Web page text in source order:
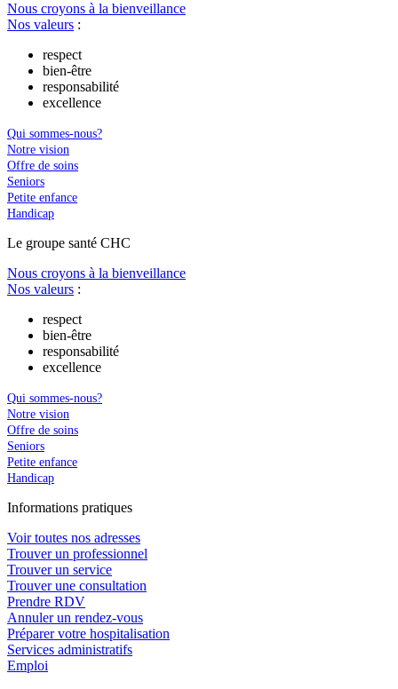
Nous croyons à la bienveillance
Nos valeurs :
respect
bien-être
responsabilité
excellence
Qui sommes-nous?
Notre vision
Offre de soins
Seniors
Petite enfance
Handicap
Le groupe santé CHC
Nous croyons à la bienveillance
Nos valeurs :
respect
bien-être
responsabilité
excellence
Qui sommes-nous?
Notre vision
Offre de soins
Seniors
Petite enfance
Handicap
Informations pratiques
Voir toutes nos adresses
Trouver un professionnel
Trouver un service
Trouver une consultation
Prendre RDV
Annuler un rendez-vous
Préparer votre hospitalisation
Services administratifs
Emploi​